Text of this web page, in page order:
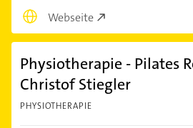
Webseite
Physiotherapie - Pilates
Christof Stiegler
PHYSIOTHERAPIE